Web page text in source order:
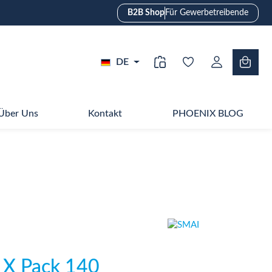
B2B Shop Für Gewerbetreibende
DE
Uns Kontakt PHOENIX BLOG
Pack 140